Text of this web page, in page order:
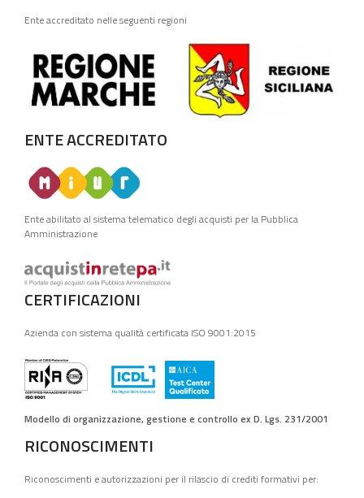
Ente accreditato nelle seguenti regioni
ENTE ACCREDITATO
Ente abilitato al sistema telematico degli acquisti per la Pubblica
Amministrazione
CERTIFICAZIONI
Azienda con sistema qualità certificata ISO 9001:2015
Modello di organizzazione, gestione e controllo ex D. Lgs. 231/2001
RICONOSCIMENTI
Riconoscimenti e autorizzazioni per il rilascio di crediti formativi per: